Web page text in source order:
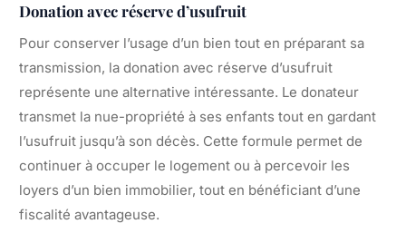
Donation avec réserve d’usufruit
Pour conserver l’usage d’un bien tout en préparant sa
transmission, la donation avec réserve d’usufruit
représente une alternative intéressante. Le donateur
transmet la nue-propriété à ses enfants tout en gardant
l’usufruit jusqu’à son décès. Cette formule permet de
continuer à occuper le logement ou à percevoir les
loyers d’un bien immobilier, tout en bénéficiant d’une
fiscalité avantageuse.